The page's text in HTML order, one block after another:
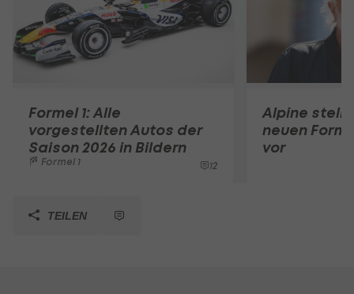
Formel 1: Alle
vorgestellten Autos der
Saison 2026 in Bildern
Formel 1 12
Alpine stellt
neuen
vor
TEILEN